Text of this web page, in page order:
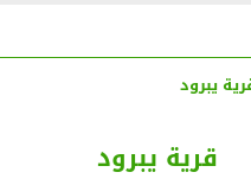
يبرود
قرية يبرود